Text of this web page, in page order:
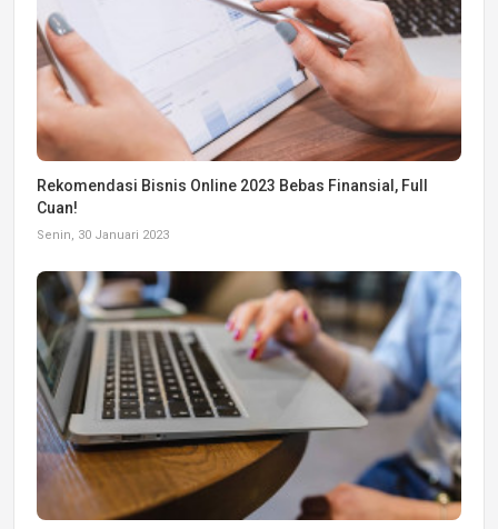
Rekomendasi Bisnis Online 2023 Bebas Finansial, Full
Cuan!
Senin, 30 Januari 2023